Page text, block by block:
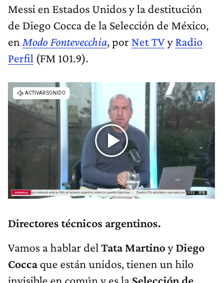
Messi en Estados Unidos y la destitución
de Diego Cocca de la Selección de México,
en Modo Fontevecchia, por Net TVyRadio
Perfil (FM 101.9).
Directores técnicos argentinos.
Vamos a hablar del Tata MartinoyDiego
Coccaque están unidos, tienen un hilo